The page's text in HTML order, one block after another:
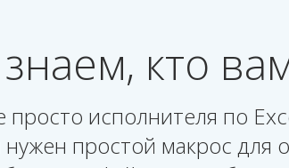
кто
исполнителя по
простой макрос для